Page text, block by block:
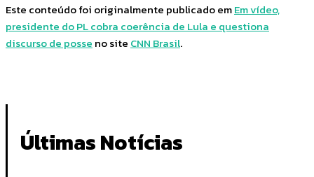
Este conteúdo foi originalmente publicado emEm vídeo,
presidente do PL cobra coerência de Lula e questiona
discurso de posse no site CNN Brasil.
Últimas Notícias